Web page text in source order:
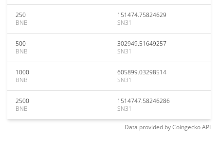
250
BNB
151474.75824629
SN31
500
BNB
302949.51649257
SN31
1000
BNB
605899.03298514
SN31
2500
BNB
1514747.58246286
SN31
Data provided byCoingeckoAPI